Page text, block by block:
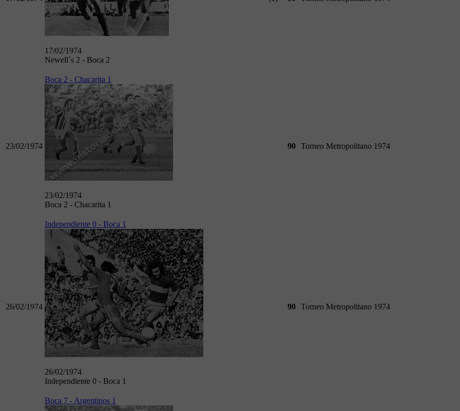
17/02/1974
Newell´s 2 - Boca 2
23/02/1974
Boca 2 - Chacarita 1
23/02/1974
Boca 2 - Chacarita 1
90 Torneo Metropolitano 1974
26/02/1974
Independiente 0 - Boca 1
26/02/1974
Independiente 0 - Boca 1
90 Torneo Metropolitano 1974
Boca 7 - Argentinos 1